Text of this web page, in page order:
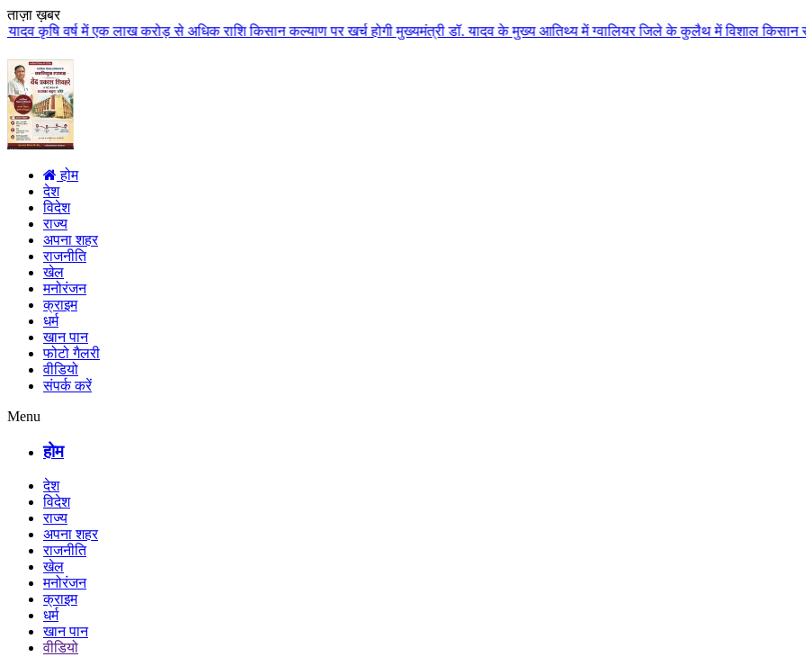
ताज़ा ख़बर
लाख करोड़ से अधिक राशि किसान कल्याण पर खर्च होगी मुख्यमंत्री डॉ. यादव के मुख्य आतिथ्य में ग्वालियर जिले के कुलैथ में विशाल किसान सम्मेलन
होम
देश
विदेश
राज्य
अपना शहर
राजनीति
खेल
मनोरंजन
क्राइम
धर्म
खान पान
फोटो गैलरी
वीडियो
संपर्क करें
Menu
होम
देश
विदेश
राज्य
अपना शहर
राजनीति
खेल
मनोरंजन
क्राइम
धर्म
खान पान
वीडियो